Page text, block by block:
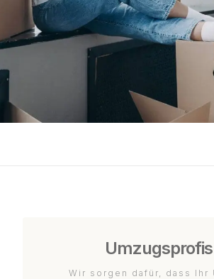
Umzugsprofis
Wir sorgen dafür, dass Ihr